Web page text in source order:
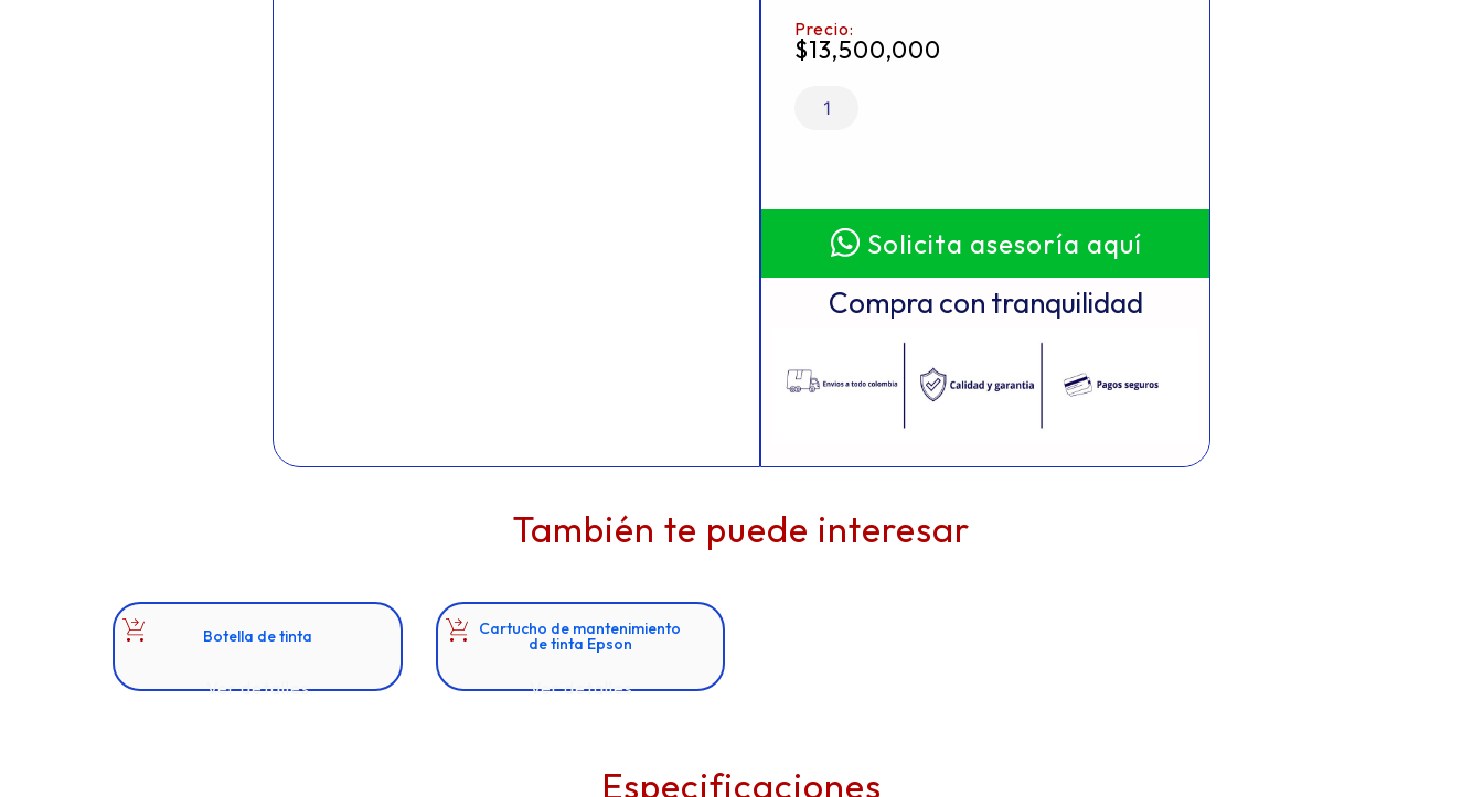
Precio:
$13,500,000
Solicita asesoría aquí
Compra con tranquilidad
También te puede interesar
Botella de tinta
Ver detalles
Cartucho de mantenimiento
de tinta Epson
Ver detalles
Especificaciones